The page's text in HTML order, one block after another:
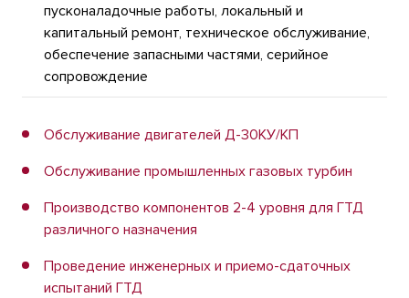
пусконаладочные работы, локальный и
капитальный ремонт, техническое обслуживание,
обеспечение запасными частями, серийное
сопровождение
Обслуживание двигателей Д-30КУ/КП
Обслуживание промышленных газовых турбин
Производство компонентов 2-4 уровня для ГТД
различного назначения
Проведение инженерных и приемо-сдаточных
испытаний ГТД